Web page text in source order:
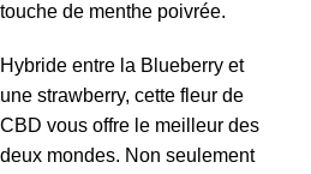
touche de menthe poivrée.
Hybride entre la Blueberry et
une strawberry, cette fleur de
CBD vous offre le meilleur des
deux mondes. Non seulement